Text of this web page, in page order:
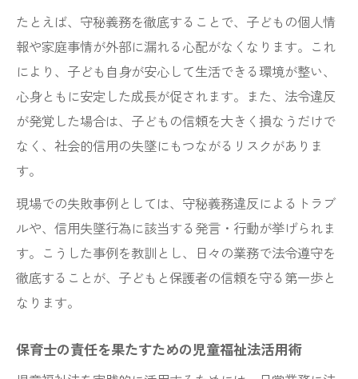
たとえば、守秘義務を徹底することで、子どもの個人情
報や家庭事情が外部に漏れる心配がなくなります。これ
により、子ども自身が安心して生活できる環境が整い、
心身ともに安定した成長が促されます。また、法令違反
が発覚した場合は、子どもの信頼を大きく損なうだけで
なく、社会的信用の失墜にもつながるリスクがありま
す。
現場での失敗事例としては、守秘義務違反によるトラブ
ルや、信用失墜行為に該当する発言・行動が挙げられま
す。こうした事例を教訓とし、日々の業務で法令遵守を
徹底することが、子どもと保護者の信頼を守る第一歩と
なります。
保育士の責任を果たすための児童福祉法活用術